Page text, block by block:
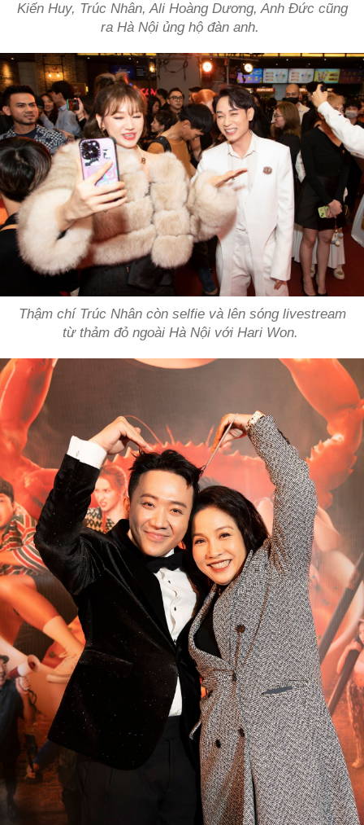
Kiến Huy, Trúc Nhân, Ali Hoàng Dương, Anh Đức cũng
ra Hà Nội ủng hộ đàn anh.
Thậm chí Trúc Nhân còn selfie và lên sóng livestream
từ thảm đỏ ngoài Hà Nội với Hari Won.